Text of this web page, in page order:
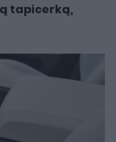
tapicerką,